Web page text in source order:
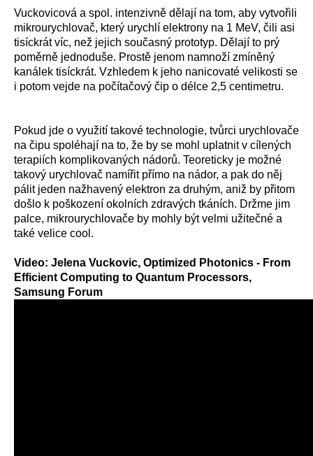
Vuckovicová a spol. intenzivně dělají na tom, aby vytvořili
mikrourychlovač, který urychlí elektrony na 1 MeV, čili asi
tisíckrát víc, než jejich současný prototyp. Dělají to prý
poměrně jednoduše. Prostě jenom namnoží zmíněný
kanálek tisíckrát. Vzhledem k jeho nanicovaté velikosti se
i potom vejde na počítačový čip o délce 2,5 centimetru.
Pokud jde o využití takové technologie, tvůrci urychlovače
na čipu spoléhají na to, že by se mohl uplatnit v cílených
terapiích komplikovaných nádorů. Teoreticky je možné
takový urychlovač namířit přímo na nádor, a pak do něj
pálit jeden nažhavený elektron za druhým, aniž by přitom
došlo k poškození okolních zdravých tkáních. Držme jim
palce, mikrourychlovače by mohly být velmi užitečné a
také velice cool.
Video: Jelena Vuckovic, Optimized Photonics - From
Efficient Computing to Quantum Processors,
Samsung Forum